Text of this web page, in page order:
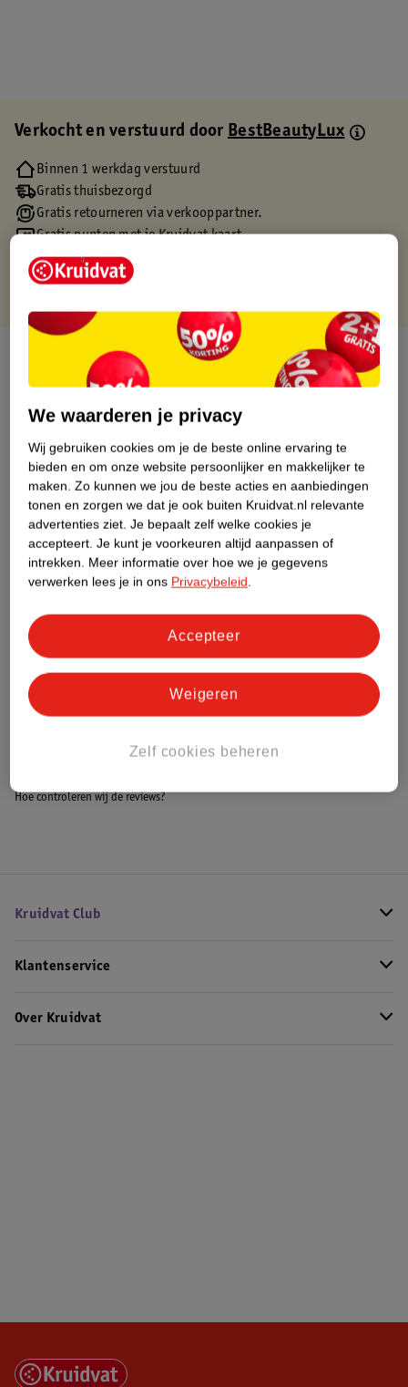
Verkocht en verstuurd doorBestBeautyLux
Binnen 1 werkdag verstuurd
Gratis thuisbezorgd
Gratis retourneren via verkooppartner.
Gratis punten met je Kruidvat kaart
Over dit product
Etiketinformatie
Nature Impact Score
Dit product heeft (nog) geen Nature
Impact Score.
Meer informatie
Bestel & Bezorginformatie
Bekijk ook
Carolina Herrera Alle Herenparfum
Hoe controleren wij de reviews?
Kruidvat Club
Klantenservice
Over Kruidvat
We waarderen je privacy
Wij gebruiken cookies om je de beste online ervaring te
bieden en om onze website persoonlijker en makkelijker te
maken. Zo kunnen we jou de beste acties en aanbiedingen
tonen en zorgen we dat je ook buiten Kruidvat.nl relevante
advertenties ziet. Je bepaalt zelf welke cookies je
accepteert. Je kunt je voorkeuren altijd aanpassen of
intrekken. Meer informatie over hoe we je gegevens
verwerken lees je in ons Privacybeleid.
Zelf cookies beheren
Weigeren
Accepteer